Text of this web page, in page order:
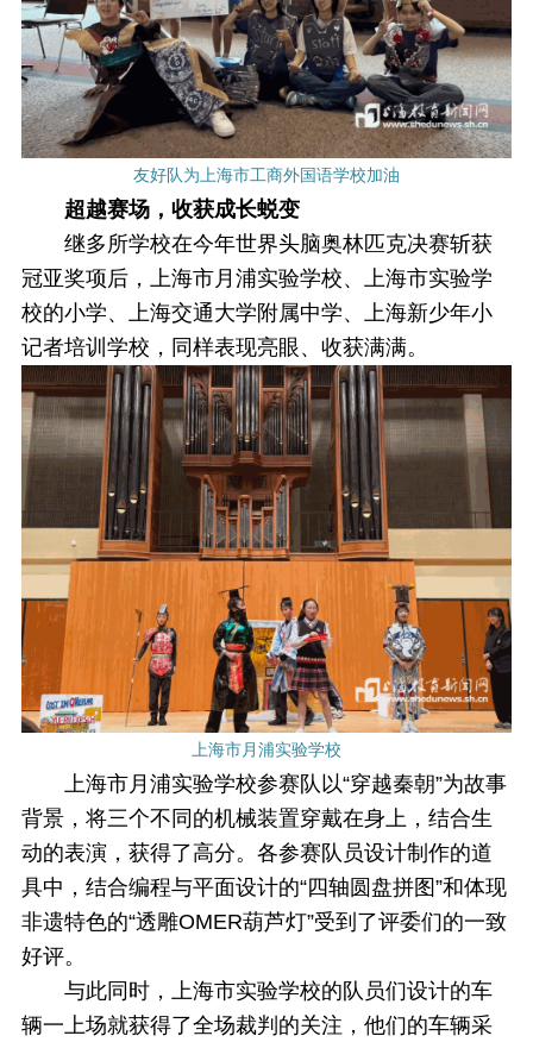
友好队为上海市工商外国语学校加油
超越赛场，收获成长蜕变
继多所学校在今年世界头脑奥林匹克决赛斩获
冠亚奖项后，上海市月浦实验学校、上海市实验学
校的小学、上海交通大学附属中学、上海新少年小
记者培训学校，同样表现亮眼、收获满满。
上海市月浦实验学校
上海市月浦实验学校参赛队以“穿越秦朝”为故事
背景，将三个不同的机械装置穿戴在身上，结合生
动的表演，获得了高分。各参赛队员设计制作的道
具中，结合编程与平面设计的“四轴圆盘拼图”和体现
非遗特色的“透雕OMER葫芦灯”受到了评委们的一致
好评。
与此同时，上海市实验学校的队员们设计的车
辆一上场就获得了全场裁判的关注，他们的车辆采